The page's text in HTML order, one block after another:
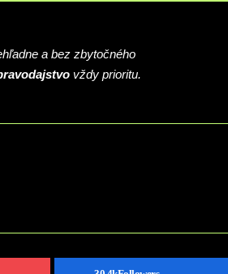
a bez zbytočného
vždy prioritu.